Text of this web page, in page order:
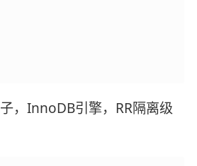
，InnoDB引擎，RR隔离级